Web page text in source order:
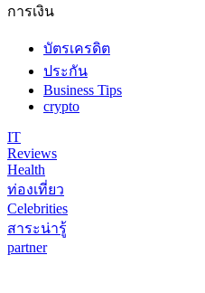
การเงิน
บัตรเครดิต
ประกัน
Business Tips
crypto
IT
Reviews
Health
ท่องเที่ยว
Celebrities
สาระน่ารู้
partner